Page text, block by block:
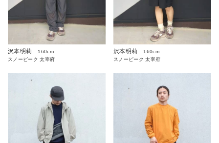
沢本明莉
160cm
スノーピーク 太宰府
沢本明莉
160cm
スノーピーク 太宰府